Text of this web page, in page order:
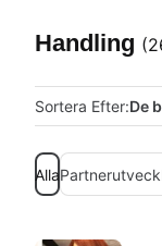
Handling
Sortera Efter:De
Alla